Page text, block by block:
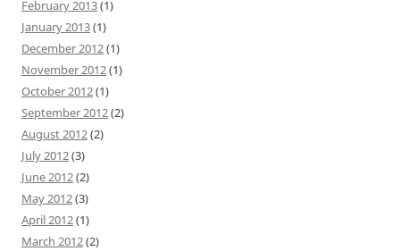
February 2013(1)
January 2013(1)
December 2012(1)
November 2012(1)
October 2012(1)
September 2012(2)
August 2012(2)
July 2012(3)
June 2012(2)
May 2012(3)
April 2012(1)
March 2012(2)